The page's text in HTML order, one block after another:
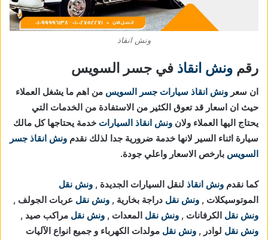
ونش انقاذ
رقم ونش انقاذ في جسر السويس
ان سعر ونش انقاذ سيارات جسر السويس من اهم ما يشغل العملاء
حيث ان اسعار قد تعوق الكثير من الاستفادة من الخدمات التي
يحتاج اليها العملاء ولان ونش انقاذ السيارات خدمة يحتاجها كل مالك
سيارة اثناء السير لانها خدمة ضرورية جدا لذلك نقدم ونش انقاذ جسر
السويس بارخص الاسعار واعلي جودة.
كما نقدم ونش انقاذ لنقل السيارات الجديدة , ونش نقل
الموتوسيكلات , ونش نقل دراجة بخارية , ونش نقل عربات الجولف ,
ونش نقل الكرفانات , ونش نقل المعدات , ونش نقل مراكب صيد ,
ونش نقل لوادر , ونش نقل مولدات الكهرباء و جميع انواع الآليات